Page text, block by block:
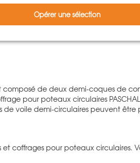
coffrage de voile Treillis sont
et carrés de dimension
composé de deux demi-coques de
pour poteaux circulaires
voile demi-circulaires peuvent être
coffrages pour poteaux circulaires.
Opérer une sélection